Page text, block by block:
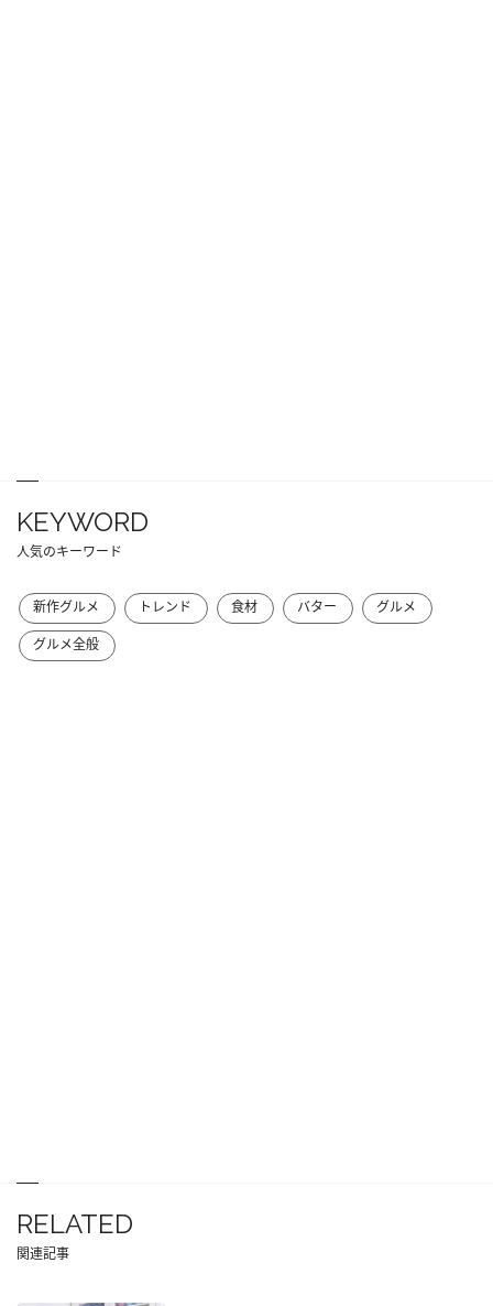
KEYWORD
人気のキーワード
新作グルメ トレンド 食材 バター
グルメ
グルメ全般
RELATED
関連記事